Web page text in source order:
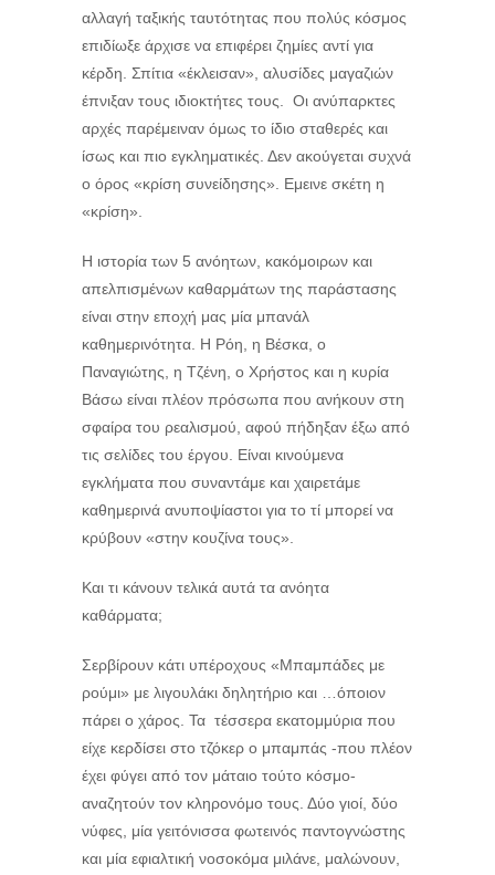
αλλαγή ταξικής ταυτότητας που πολύς κόσμος
επιδίωξε άρχισε να επιφέρει ζημίες αντί για
κέρδη. Σπίτια «έκλεισαν», αλυσίδες μαγαζιών
έπνιξαν τους ιδιοκτήτες τους. Οι ανύπαρκτες
αρχές παρέμειναν όμως το ίδιο σταθερές και
ίσως και πιο εγκληματικές. Δεν ακούγεται συχνά
ο όρος «κρίση συνείδησης». Εμεινε σκέτη η
«κρίση».
Η ιστορία των 5 ανόητων, κακόμοιρων και
απελπισμένων καθαρμάτων της παράστασης
είναι στην εποχή μας μία μπανάλ
καθημερινότητα. Η Ρόη, η Βέσκα, ο
Παναγιώτης, η Τζένη, ο Χρήστος και η κυρία
Βάσω είναι πλέον πρόσωπα που ανήκουν στη
σφαίρα του ρεαλισμού, αφού πήδηξαν έξω από
τις σελίδες του έργου. Είναι κινούμενα
εγκλήματα που συναντάμε και χαιρετάμε
καθημερινά ανυποψίαστοι για το τί μπορεί να
κρύβουν «στην κουζίνα τους».
Και τι κάνουν τελικά αυτά τα ανόητα
καθάρματα;
Σερβίρουν κάτι υπέροχους «Μπαμπάδες με
ρούμι» με λιγουλάκι δηλητήριο και …όποιον
πάρει ο χάρος. Τα τέσσερα εκατομμύρια που
είχε κερδίσει στο τζόκερ ο μπαμπάς -που πλέον
έχει φύγει από τον μάταιο τούτο κόσμο-
αναζητούν τον κληρονόμο τους. Δύο γιοί, δύο
νύφες, μία γειτόνισσα φωτεινός παντογνώστης
και μία εφιαλτική νοσοκόμα μιλάνε, μαλώνουν,